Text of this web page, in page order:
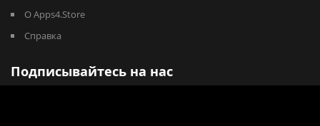
О Apps4.Store
Справка
Подписывайтесь на нас